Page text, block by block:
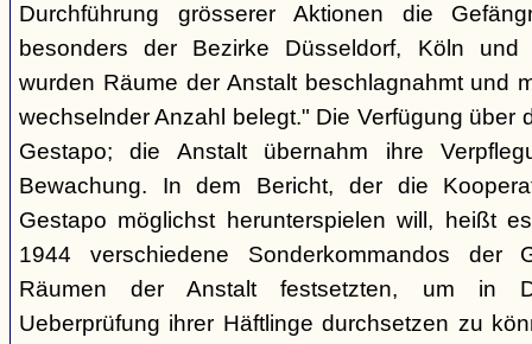
Durchführung grösserer Aktionen die
besonders der Bezirke Düsseldorf, Köln und
wurden Räume der Anstalt beschlagnahmt und
wechselnder Anzahl belegt." Die Verfügung über
Gestapo; die Anstalt übernahm ihre
Bewachung. In dem Bericht, der die
Gestapo möglichst herunterspielen will, heißt
1944 verschiedene Sonderkommandos der
Räumen der Anstalt festsetzten, um in
Ueberprüfung ihrer Häftlinge durchsetzen zu